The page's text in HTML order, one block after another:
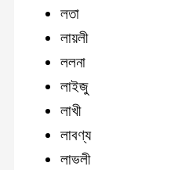
লতা
লায়লী
ললনা
লাইজু
লাখী
লাবণ্য
লাভলী